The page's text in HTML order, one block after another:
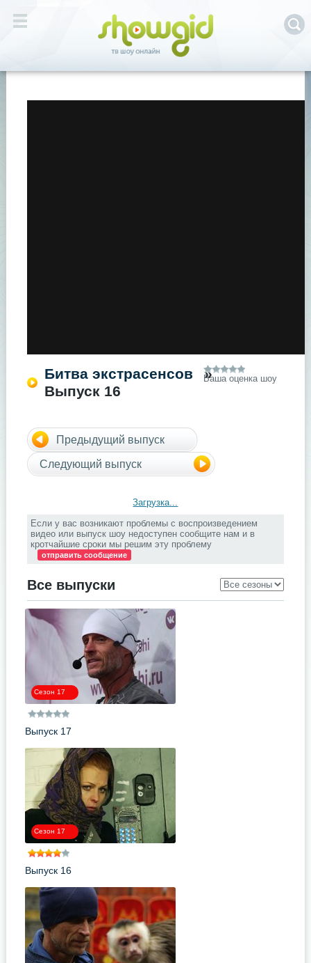
Битва экстрасенсов
»
Выпуск 16
Ваша оценка шоу
Предыдущий выпуск
Следующий выпуск
Загрузка...
Если у вас возникают проблемы с воспроизведением
видео или выпуск шоу недоступен сообщите нам и в
кротчайшие сроки мы решим эту проблему
отправить сообщение
Все выпуски
Сезон 17
Выпуск 17
Сезон 17
Выпуск 16